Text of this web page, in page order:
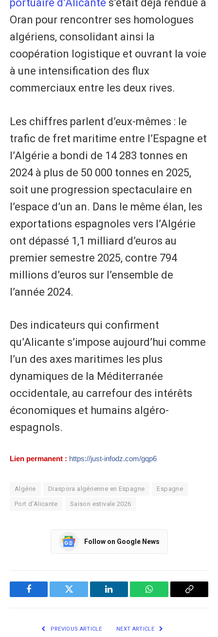
portuaire d’Alicante s’était déjà rendue à
Oran pour rencontrer ses homologues
algériens, consolidant ainsi la
coopération logistique et ouvrant la voie
à une intensification des flux
commerciaux entre les deux rives.
Les chiffres parlent d’eux-mêmes : le
trafic de fret maritime entre l’Espagne et
l’Algérie a bondi de 14 283 tonnes en
2024 à plus de 50 000 tonnes en 2025,
soit une progression spectaculaire en
l’espace d’un an. Dans le même élan, les
exportations espagnoles vers l’Algérie
ont dépassé 1,1 milliard d’euros au
premier semestre 2025, contre 794
millions d’euros sur l’ensemble de
l’année 2024.
Des indicateurs qui confirment
qu’Alicante s’impose aujourd’hui comme
l’un des axes maritimes les plus
dynamiques de la Méditerranée
occidentale, au carrefour des intérêts
économiques et humains algéro-
espagnols.
Lien permanent : https://just-infodz.com/gqp6
Algérie Diaspora algérienne en Espagne Espagne
Port d'Alicante Saison estivale 2026
Follow on Google News
Facebook Twitter LinkedIn WhatsApp Copy
PREVIOUS ARTICLE NEXT ARTICLE